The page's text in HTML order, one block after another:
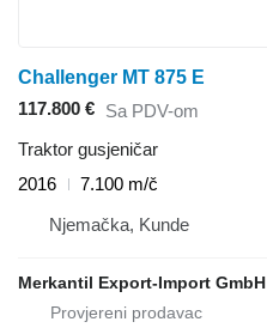
Challenger MT 875 E
117.800 € Sa PDV-om
Traktor gusjeničar
2016
7.100 m/č
Njemačka, Kunde
Merkantil Export-Import GmbH